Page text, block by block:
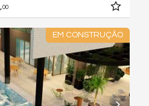
00
EM CONSTRUÇÃO